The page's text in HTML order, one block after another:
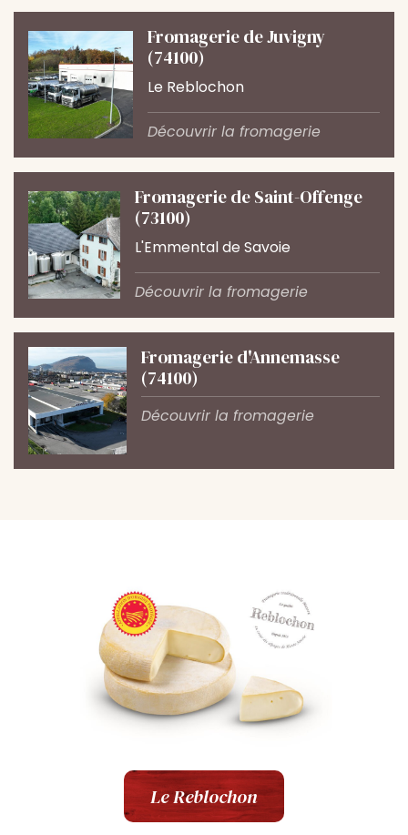
Fromagerie de Juvigny
(74100)
Le Reblochon
Découvrir la fromagerie
Fromagerie de Saint-Offenge
(73100)
L'Emmental de Savoie
Découvrir la fromagerie
Fromagerie d'Annemasse
(74100)
Découvrir la fromagerie
Le Reblochon